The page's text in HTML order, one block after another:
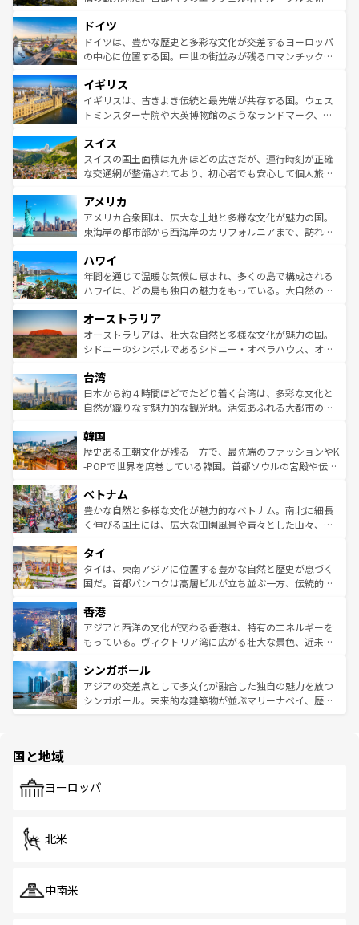
の城塞都市、穏やかなビーチリゾートまで多彩な表情を見
せる。地方によって風土や気候が異なるスペインはその個
性で訪れる人を魅了する。 なお、新着のスペイン情報はコ
で、幅広い魅力が詰まっている。華麗な宮殿、歴史的な大
聖堂、美しいビーチ、そして豊かな自然が、訪れる者を心
から魅了する。また、フランスは美食の国としても知ら
いる。シャンパンの発祥地であるランス、プロヴァンスの
香り高いラベンダー畑など、多彩な楽しみ方が可能だ。さ
らに、パリ以外の地域にも魅力が溢れており、どの街角に
れる地方に足を運ぶとそれぞれで全く異なる文化を体験で
きるだろう。 なお、新着のフランス情報はコンテンツ一覧
を参照してほしい。
ドイツ
ドイツは、豊かな歴史と多彩な文化が交差するヨーロッパ
の中心に位置する国。中世の街並みが残るロマンチック街
顔を持つこの国は、どこを歩いても飽きることがない。ベ
ルリンの文化的活気、バイエルン州のアルプスの絶景、そ
してライン川沿いのワイン畑といった風景は必見。ビール
は、お酒好きな人にはぜひ体験してほしい。 なお、新着の
ドイツ情報はコンテンツ一覧を参照してほしい。
イギリス
イギリスは、古きよき伝統と最先端が共存する国。ウェス
トミンスター寺院や大英博物館のようなランドマーク、歴
リアごとに異なる魅力がある。また、優雅なアフタヌーン
ティー、ビール好きにはたまらない英国パブ、サッカー観
戦など、本場だからこそできる体験も豊富。イギリスを旅
ンツ一覧を参照してほしい。
スイス
スイスの国土面積は九州ほどの広さだが、運行時刻が正確
な交通網が整備されており、初心者でも安心して個人旅行
の建物がそのまま残る町や、スイスならではのユニークな
博物館もあり、アルプス観光だけでなく町歩きも満喫する
ことができる。国民の所得が高いため物価も高いが、旅行
ば市内交通費無料で観光を楽しむこともできる。 なお、新
着のスイス情報はコンテンツ一覧 を参照してほしい。
アメリカ
アメリカ合衆国は、広大な土地と多様な文化が魅力の国。
東海岸の都市部から西海岸のカリフォルニアまで、訪れる
のような巨大都市は、観光、ショッピング、エンターテイ
ンメントが詰まった刺激的なスポットだ。一方、アメリカ
西部には大自然が広がり、グランドキャニオンやイエロー
部のニューオーリンズでは、音楽と美食が融合した独特の
文化が魅力。旅行者はアメリカの各地域で異なる魅力を楽
しみながら、その多様性と豊かな歴史を感じることができ
ならではの贅沢な旅のスタイルだ。 なお、新着のアメリカ
情報はコンテンツ一覧を参照してほしい。
ハワイ
年間を通じて温暖な気候に恵まれ、多くの島で構成される
ハワイは、どの島も独自の魅力をもっている。大自然の神
ワイ島は見逃せない。また、定番の観光地といえばオアフ
島だが、静かな自然を求めるならマウイ島やカウアイ島が
おすすめ。エメラルドグリーンに輝く海をはじめ、豊かな
れるおもてなしの心で訪れる人々を迎えてくれるハワイの
人々、おいしいローカルフードやハワイアンミュージッ
ク、伝統的なフラダンスなど、すべてがハワイの魅力を彩
ワイを、存分に味わってほしい。 なお、新着のハワイ情報
はコンテンツ一覧を参照してほしい。
オーストラリア
オーストラリアは、壮大な自然と多様な文化が魅力の国。
シドニーのシンボルであるシドニー・オペラハウス、オー
リアリーフや大陸中央部にそびえるウルル（エアーズロッ
ク）、タスマニアの美しい原生林やケアンズの熱帯雨林な
ど、見どころがたくさん。また、カフェやワイン、オージ
いる。アクティビティも充実しており、サーフィンやダイ
ビング、ハイキングなど、アウトドア好きにはたまらな
い。オーストラリアの多彩な魅力を存分に味わいつくそ
参照してほしい。
台湾
日本から約４時間ほどでたどり着く台湾は、多彩な文化と
自然が織りなす魅力的な観光地。活気あふれる大都市の台
ン）、静ひつな山岳地帯である台湾東部など、都市の喧騒
と山間の静けさが共存しており、訪れる人に新しい発見と
驚きをもたらしてくれる。また、奥深い台湾の食文化も魅
容にもいいと評判のスイーツなど、バラエティ豊かな料理
が味わえる。 なお、新着の台湾情報は コンテンツ一覧を参
照してほしい。
韓国
歴史ある王朝文化が残る一方で、最先端のファッションやK
-POPで世界を席巻している韓国。首都ソウルの宮殿や伝統
き、地方に足を延ばせば四季折々の自然美を楽しむことが
できる。そして、キムチや焼肉、絶品のストリートフード
まで、さまざまな韓国料理が待っている。夜には、韓国な
リティに包まれながら、韓国の多彩な魅力を心ゆくまで味
わってみてほしい。 なお、新着の韓国情報はコンテンツ一
覧を参照してほしい。
ベトナム
豊かな自然と多様な文化が魅力的なベトナム。南北に細長
く伸びる国土には、広大な田園風景や青々とした山々、世
急速な発展と共に伝統が息づく。ハノイの古い町並みやホ
ーチミン市のフランス統治時代の建物も、独特の雰囲気を
醸し出している。また、バラエティの豊かさとおいしさで
とつ。フォーやバインミー、ベトナムコーヒーなどは、ぜ
ひ現地で味わいたい。どの地域を訪れてもあたたかい人々
が旅行者を迎えてくれるので、きっと忘れられない旅にな
参照してほしい。
タイ
タイは、東南アジアに位置する豊かな自然と歴史が息づく
国だ。首都バンコクは高層ビルが立ち並ぶ一方、伝統的な
の活気が交差している。北部ではチェンマイなどの山岳地
帯で自然と触れ合い、南部ではプーケットやクラビの美し
いビーチでリゾート気分を楽しむことができる。タイ料理
激する。気候は一年中温暖で、どの季節にも異なる楽しみ
が待っている。親しみやすいタイの人々、仏教を中心とし
た文化、そして多様な観光資源が、訪れる旅人を魅了し続
香港
アジアと西洋の文化が交わる香港は、特有のエネルギーを
もっている。ヴィクトリア湾に広がる壮大な景色、近未来
み、どこを訪れても感動するはず。観光スポットが密集し
ており、効率よく見どころを回れるのも魅力。息をのむよ
うな絶景から文化的な体験まで、香港を存分に楽しみ尽く
シンガポール
アジアの交差点として多文化が融合した独自の魅力を放つ
シンガポール。未来的な建築物が並ぶマリーナベイ、歴史
で、ホーカーズは地元の風情を楽しめる外せないスポット
国と地域
ヨーロッパ
北米
中南米